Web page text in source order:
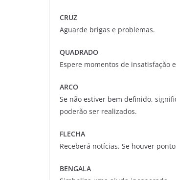
CRUZ
Aguarde brigas e problemas.
QUADRADO
Espere momentos de insatisfação
ARCO
Se não estiver bem definido,
poderão ser realizados.
FLECHA
Receberá notícias. Se houver
BENGALA